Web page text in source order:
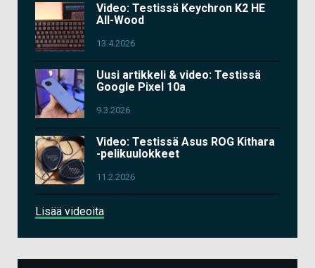
Video: Testissä Keychron K2 HE
All-Wood
13.4.2026
Uusi artikkeli & video: Testissä
Google Pixel 10a
9.3.2026
Video: Testissä Asus ROG Kithara
-pelikuulokkeet
11.2.2026
Lisää videoita